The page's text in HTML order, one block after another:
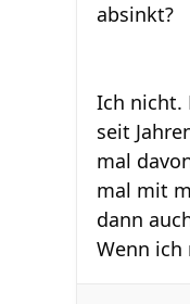
absinkt?
Ich nicht.
seit
mal
mal mit
dann
Wenn ich